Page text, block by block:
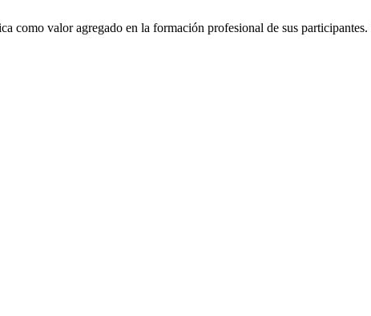
como valor agregado en la formación profesional de sus participantes.